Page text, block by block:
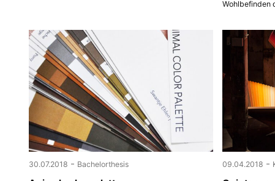
Wohlbefinden
30.07.2018 - Bachelorthesis 09.04.2018 -